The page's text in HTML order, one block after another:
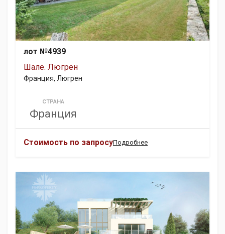
лот №4939
Шале. Люгрен
Франция, Люгрен
СТРАНА
Франция
Стоимость по запросуПодробнее